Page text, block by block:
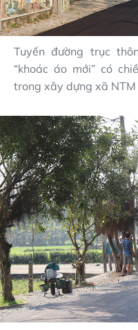
Tuyến đường trục
“khoác áo mới” có
trong xây dựng xã NTM